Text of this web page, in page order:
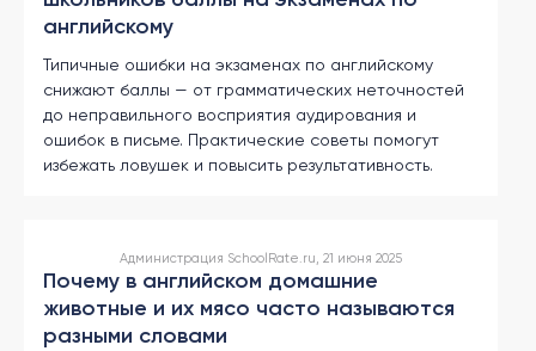
Помочь
выборе?
английскому
Типичные ошибки на экзаменах по английскому
снижают баллы — от грамматических неточностей
до неправильного восприятия аудирования и
ошибок в письме. Практические советы помогут
избежать ловушек и повысить результативность.
Администрация SchoolRate.ru, 21 июня 2025
Почему в английском домашние
животные и их мясо часто называются
разными словами